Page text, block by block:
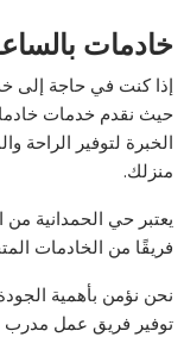
خادمات
إذا كنت في حاجة إلى
حيث نقدم خدمات
الخبرة لتوفير الراحة
منزلك.
يعتبر حي الحمدانية من
فريقًا من الخادمات
نحن نؤمن بأهمية
توفير فريق عمل مدرب